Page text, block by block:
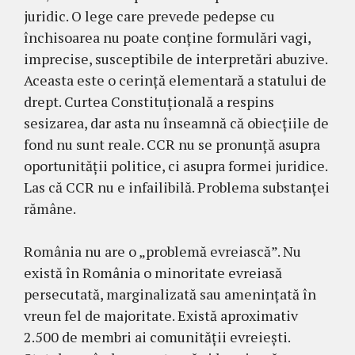
juridic. O lege care prevede pedepse cu
închisoarea nu poate conține formulări vagi,
imprecise, susceptibile de interpretări abuzive.
Aceasta este o cerință elementară a statului de
drept. Curtea Constituțională a respins
sesizarea, dar asta nu înseamnă că obiecțiile de
fond nu sunt reale. CCR nu se pronunță asupra
oportunității politice, ci asupra formei juridice.
Las că CCR nu e infailibilă. Problema substanței
rămâne.
România nu are o „problemă evreiască”. Nu
există în România o minoritate evreiasă
persecutată, marginalizată sau amenințată în
vreun fel de majoritate. Există aproximativ
2.500 de membri ai comunității evreiești.